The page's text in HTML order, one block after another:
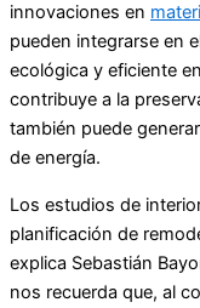
innovaciones en
pueden integrarse en
ecológica y eficiente
contribuye a la
también puede
de energía.
Los estudios de
planificación de
explica Sebastián
nos recuerda que, al